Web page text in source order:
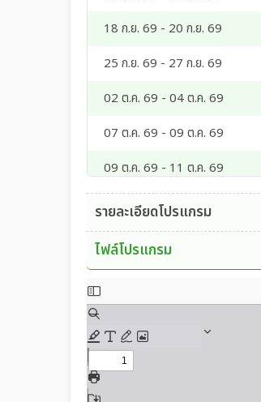
18 ก.ย. 69 - 20 ก.ย. 69
25 ก.ย. 69 - 27 ก.ย. 69
02 ต.ค. 69 - 04 ต.ค. 69
07 ต.ค. 69 - 09 ต.ค. 69
09 ต.ค. 69 - 11 ต.ค. 69
14 ต.ค. 69 - 16 ต.ค. 69
16 ต.ค. 69 - 18 ต.ค. 69
21 ต.ค. 69 - 23 ต.ค. 69
รายละเอียดโปรแกรม
ไฟล์โปรแกรม